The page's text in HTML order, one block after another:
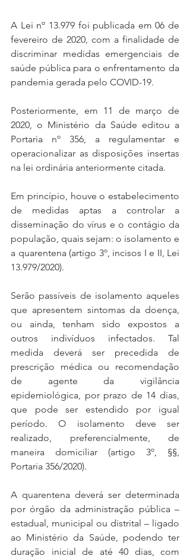
A Lei nº 13.979 foi publicada em 06 de
fevereiro de 2020, com a finalidade de
discriminar medidas emergenciais de
saúde pública para o enfrentamento da
pandemia gerada pelo COVID-19.
Posteriormente, em 11 de março de
2020, o Ministério da Saúde editou a
Portaria nº 356, a regulamentar e
operacionalizar as disposições insertas
na lei ordinária anteriormente citada.
Em princípio, houve o estabelecimento
de medidas aptas a controlar a
disseminação do vírus e o contágio da
população, quais sejam: o isolamento e
a quarentena (artigo 3º, incisos I e II, Lei
13.979/2020).
Serão passíveis de isolamento aqueles
que apresentem sintomas da doença,
ou ainda, tenham sido expostos a
outros indivíduos infectados. Tal
medida deverá ser precedida de
prescrição médica ou recomendação
de agente da vigilância
epidemiológica, por prazo de 14 dias,
que pode ser estendido por igual
período. O isolamento deve ser
realizado, preferencialmente, de
maneira domiciliar (artigo 3º, §§,
Portaria 356/2020).
A quarentena deverá ser determinada
por órgão da administração pública –
estadual, municipal ou distrital – ligado
ao Ministério da Saúde, podendo ter
duração inicial de até 40 dias, com